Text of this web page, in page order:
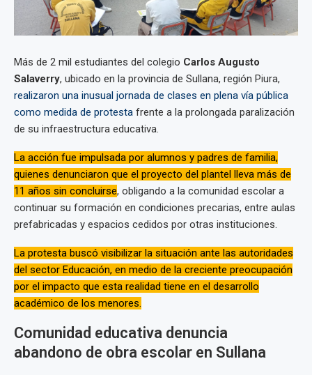
Más de 2 mil estudiantes del colegio Carlos Augusto
Salaverry, ubicado en la provincia de Sullana, región Piura,
realizaron una inusual jornada de clases en plena vía pública
como medida de protesta frente a la prolongada paralización
de su infraestructura educativa.
La acción fue impulsada por alumnos y padres de familia,
quienes denunciaron que el proyecto del plantel lleva más de
11 años sin concluirse, obligando a la comunidad escolar a
continuar su formación en condiciones precarias, entre aulas
prefabricadas y espacios cedidos por otras instituciones.
La protesta buscó visibilizar la situación ante las autoridades
del sector Educación, en medio de la creciente preocupación
por el impacto que esta realidad tiene en el desarrollo
académico de los menores.
Comunidad educativa denuncia
abandono de obra escolar en Sullana